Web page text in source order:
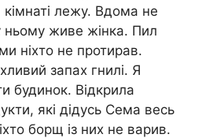
лежу. Вдома не
ньому живе жінка. Пил
ніхто не протирав.
запах гнилі. Я
будинок. Відкрила
які дідусь Сема весь
борщ із них не варив.